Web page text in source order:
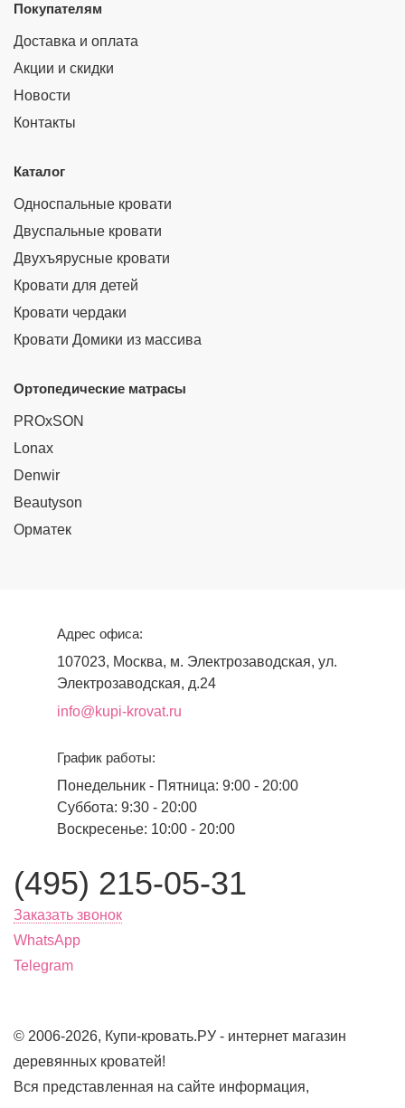
Покупателям
Доставка и оплата
Акции и скидки
Новости
Контакты
Каталог
Односпальные кровати
Двуспальные кровати
Двухъярусные кровати
Кровати для детей
Кровати чердаки
Кровати Домики из массива
Ортопедические матрасы
PROxSON
Lonax
Denwir
Beautyson
Орматек
Адрес офиса:
107023, Москва, м. Электрозаводская, ул.
Электрозаводская, д.24
info@kupi-krovat.ru
График работы:
Понедельник - Пятница: 9:00 - 20:00
Суббота: 9:30 - 20:00
Воскресенье: 10:00 - 20:00
(495) 215-05-31
Заказать звонок
WhatsApp
Telegram
© 2006-2026, Купи-кровать.РУ - интернет магазин
деревянных кроватей!
Вся представленная на сайте информация,